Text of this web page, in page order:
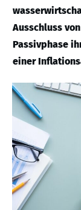
Ausschluss
Passivphase
einer